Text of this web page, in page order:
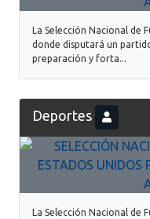
La Selección Nacional de
donde disputará un
preparación y forta...
Deportes
La Selección Nacional de